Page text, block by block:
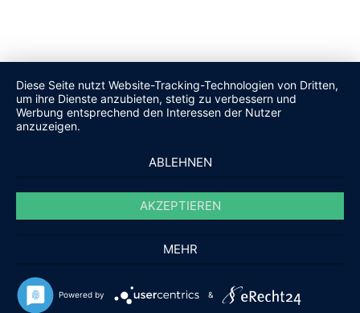
Diese Seite nutzt Website-Tracking-Technologien von Dritten,
um ihre Dienste anzubieten, stetig zu verbessern und
Werbung entsprechend den Interessen der Nutzer
anzuzeigen.
ABLEHNEN
AKZEPTIEREN
MEHR
Powered by &